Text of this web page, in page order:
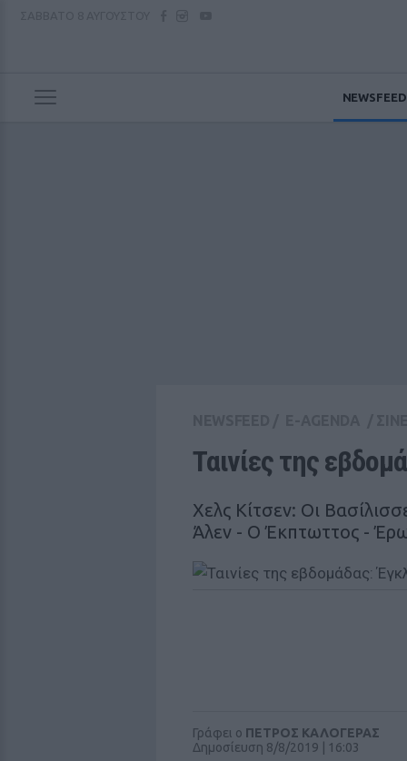
NEWSFEED
Ταινίες της
Χελς Κίτσεν: Οι
Άλεν - Ο Έκπτωττος -
Γράφει ο ΠΕΤΡΟΣ ΚΑΛΟΓΕΡΑΣ
Δημοσίευση 8/8/2019 | 16:03